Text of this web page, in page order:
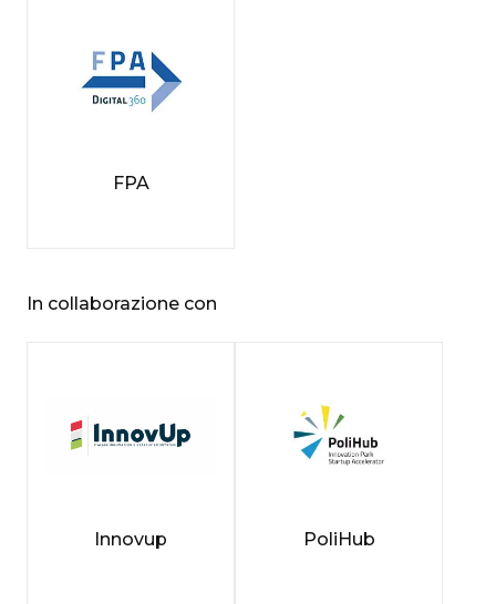
FPA
In collaborazione con
Innovup PoliHub